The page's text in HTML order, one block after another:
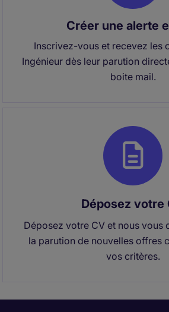
Créer une alerte
Inscrivez-vous et recevez les
Ingénieur dès leur parution
boite mail.
Déposez votre
Déposez votre CV et nous vous
la parution de nouvelles offres
vos critères.